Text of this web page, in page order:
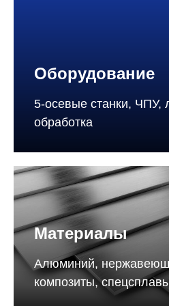
Оборудование
5-осевые станки, ЧПУ,
обработка
Материалы
Алюминий,
композиты,